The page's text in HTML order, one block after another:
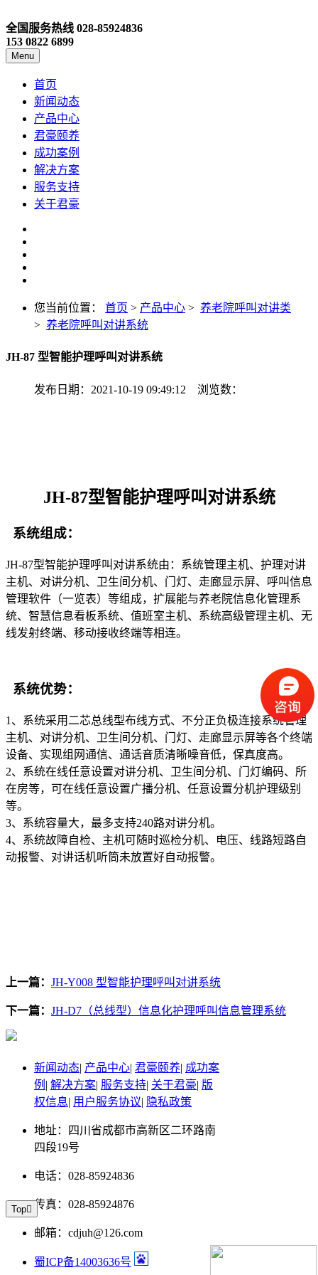
全国服务热线 028-85924836
153 0822 6899
Menu
首页
新闻动态
产品中心
君豪颐养
成功案例
解决方案
服务支持
关于君豪
您当前位置： 首页 > 产品中心 > 养老院呼叫对讲类
> 养老院呼叫对讲系统
JH-87 型智能护理呼叫对讲系统
发布日期：2021-10-19 09:49:12 浏览数：
JH-87型智能护理呼叫对讲系统
系统组成：
JH-87型智能护理呼叫对讲系统由：系统管理主机、护理对讲
主机、对讲分机、卫生间分机、门灯、走廊显示屏、呼叫信息
管理软件（一览表）等组成，扩展能与养老院信息化管理系
统、智慧信息看板系统、值班室主机、系统高级管理主机、无
线发射终端、移动接收终端等相连。
系统优势：
1、系统采用二芯总线型布线方式、不分正负极连接系统管理
主机、对讲分机、卫生间分机、门灯、走廊显示屏等各个终端
设备、实现组网通信、通话音质清晰噪音低，保真度高。
2、系统在线任意设置对讲分机、卫生间分机、门灯编码、所
在房等，可在线任意设置广播分机、任意设置分机护理级别
等。
3、系统容量大，最多支持240路对讲分机。
4、系统故障自检、主机可随时巡检分机、电压、线路短路自
动报警、对讲话机听筒未放置好自动报警。
上一篇： JH-Y008 型智能护理呼叫对讲系统
下一篇： JH-D7（总线型）信息化护理呼叫信息管理系统
新闻动态| 产品中心| 君豪颐养| 成功案
例 | 解决方案| 服务支持| 关于君豪| 版
权信息| 用户服务协议| 隐私政策
地址：四川省成都市高新区二环路南
四段19号
电话：028-85924836
传真：028-85924876
邮箱：cdjuh@126.com
蜀ICP备14003636号
Top